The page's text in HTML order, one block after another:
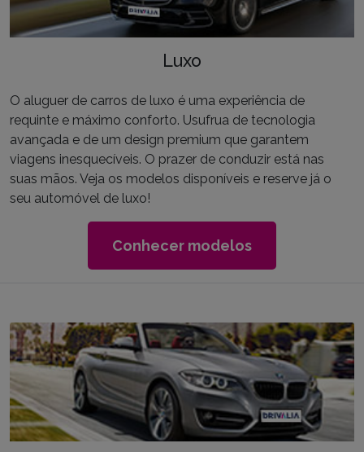
Luxo
O aluguer de carros de luxo é uma experiência de
requinte e máximo conforto. Usufrua de tecnologia
avançada e de um design premium que garantem
viagens inesquecíveis. O prazer de conduzir está nas
suas mãos. Veja os modelos disponíveis e reserve já o
seu automóvel de luxo!
Conhecer modelos